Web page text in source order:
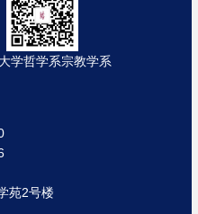
学哲学系宗教学系
苑2号楼